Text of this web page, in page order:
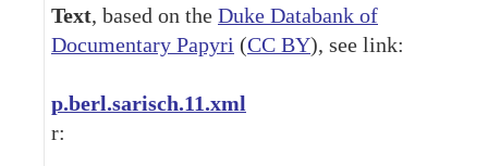
Text, based on the Duke Databank of
Documentary Papyri (CC BY), see link:
p.berl.sarisch.11.xml
r: